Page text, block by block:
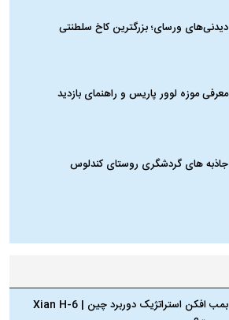
دیدنی‌های ورسای؛ بزرگترین کاخ سلطنتی
معرفی موزه لوور پاریس و راهنمای بازدید
جاذبه های گردشگری روستای کندلوس
بمب افکن استراتژیک دوربرد چین | Xian H-6